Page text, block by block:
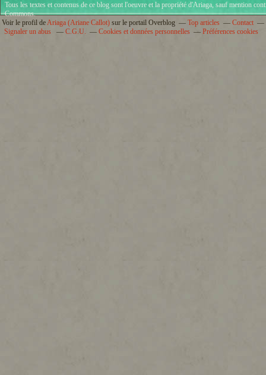
Tous les textes et contenus de ce blog sont l'oeuvre et la propriété d'Ariaga, sauf mention
Commons.
Voir le profil deAriaga (Ariane Callot) sur le portail Overblog Top articles
Contact
Signaler un abus
C.G.U. Cookies et données personnelles Préférences cookies